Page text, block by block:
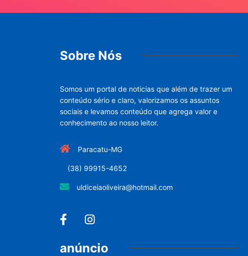
Sobre Nós
Somos um portal de noticias que além de trazer um
conteúdo sério e claro, valorizamos os assuntos
sociais e levamos conteúdo que agrega valor e
conhecimento ao nosso leitor.
Paracatu-MG
(38) 99915-4652
uldiceiaoliveira@hotmail.com
anúncio